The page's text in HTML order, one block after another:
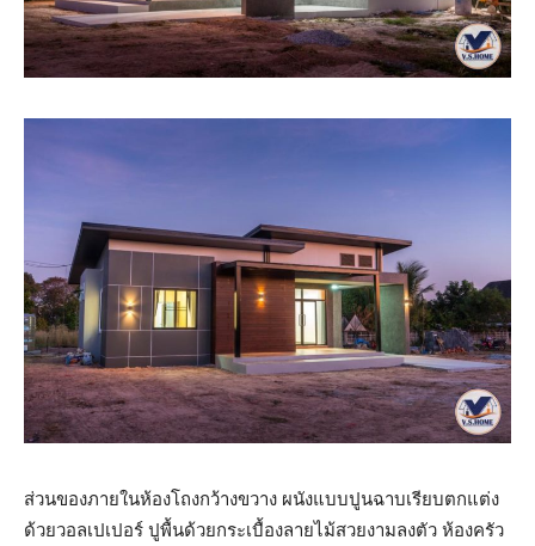
ส่วนของภายในห้องโถงกว้างขวาง ผนังแบบปูนฉาบเรียบตกแต่ง
ด้วยวอลเปเปอร์ ปูพื้นด้วยกระเบื้องลายไม้สวยงามลงตัว ห้องครัว